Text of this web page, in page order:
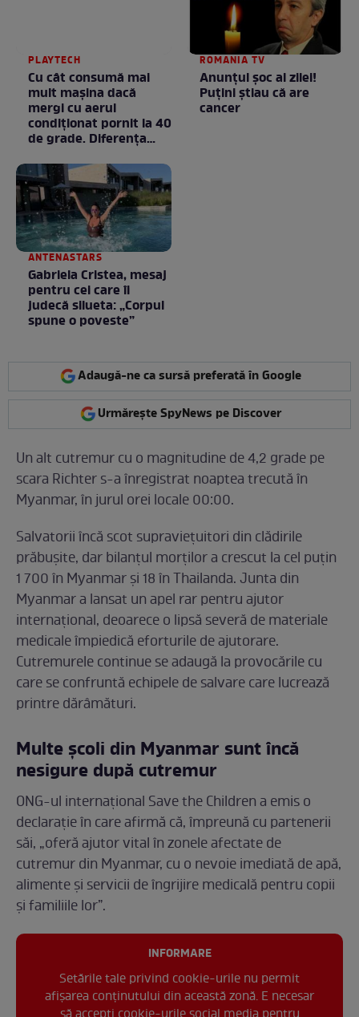
PLAYTECH
Cu cât consumă mai
mult mașina dacă
mergi cu aerul
condiționat pornit la 40
de grade. Diferența
decât crezi
ROMANIA TV
Anunţul şoc al zilei!
Puţini ştiau că are
cancer
ANTENASTARS
Gabriela Cristea, mesaj
pentru cei care îi
judecă silueta: „Corpul
spune o poveste”
Adaugă-ne ca sursă preferată în Google
Urmărește SpyNews pe Discover
Un alt cutremur cu o magnitudine de 4,2 grade pe
scara Richter s-a înregistrat noaptea trecută în
Myanmar, în jurul orei locale 00:00.
Salvatorii încă scot supraviețuitori din clădirile
prăbușite, dar bilanțul morților a crescut la cel puțin
1 700 în Myanmar și 18 în Thailanda. Junta din
Myanmar a lansat un apel rar pentru ajutor
internațional, deoarece o lipsă severă de materiale
medicale împiedică eforturile de ajutorare.
Cutremurele continue se adaugă la provocările cu
care se confruntă echipele de salvare care lucrează
printre dărâmături.
Multe școli din Myanmar sunt încă
nesigure după cutremur
ONG-ul internațional Save the Children a emis o
declarație în care afirmă că, împreună cu partenerii
săi, „oferă ajutor vital în zonele afectate de
cutremur din Myanmar, cu o nevoie imediată de apă,
alimente și servicii de îngrijire medicală pentru copii
și familiile lor”.
INFORMARE
Setările tale privind cookie-urile nu permit
afișarea conținutului din această zonă. E necesar